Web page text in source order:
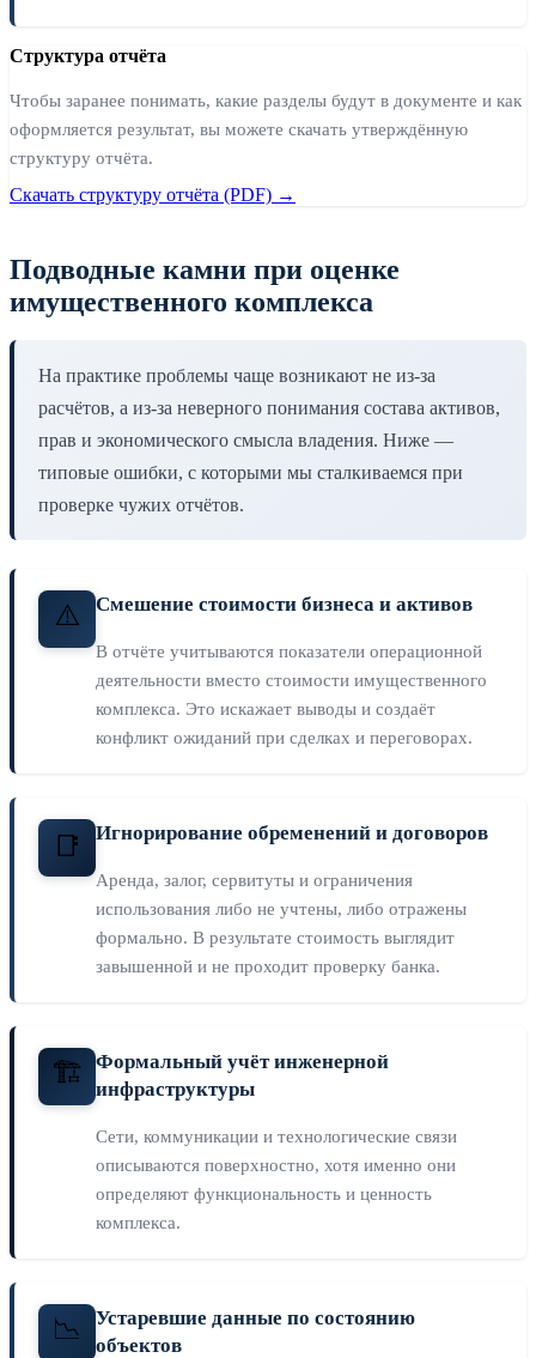
Структура отчёта
Чтобы заранее понимать, какие разделы будут в документе и как
оформляется результат, вы можете скачать утверждённую
структуру отчёта.
Скачать структуру отчёта (PDF) →
Подводные камни при оценке
имущественного комплекса
На практике проблемы чаще возникают не из-за
расчётов, а из-за неверного понимания состава активов,
прав и экономического смысла владения. Ниже —
типовые ошибки, с которыми мы сталкиваемся при
проверке чужих отчётов.
⚠️ Смешение стоимости бизнеса и активов
В отчёте учитываются показатели операционной
деятельности вместо стоимости имущественного
комплекса. Это искажает выводы и создаёт
конфликт ожиданий при сделках и переговорах.
📑 Игнорирование обременений и договоров
Аренда, залог, сервитуты и ограничения
использования либо не учтены, либо отражены
формально. В результате стоимость выглядит
завышенной и не проходит проверку банка.
🏗️
Формальный учёт инженерной
инфраструктуры
Сети, коммуникации и технологические связи
описываются поверхностно, хотя именно они
определяют функциональность и ценность
комплекса.
📉
Устаревшие данные по состоянию
объектов